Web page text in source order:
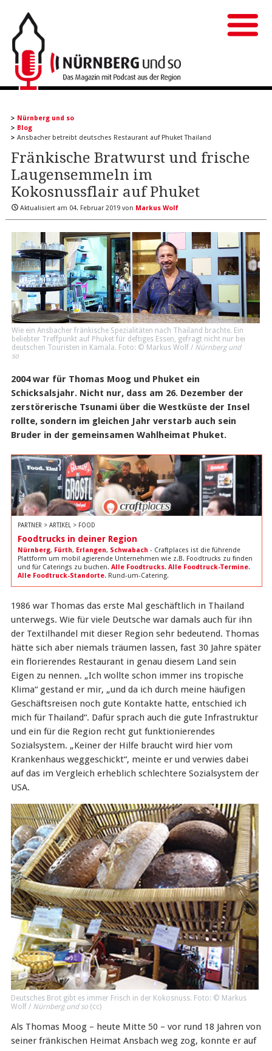
Nürnberg und so
Blog
Ansbacher betreibt deutsches Restaurant auf Phuket Thailand
Fränkische Bratwurst und frische
Laugensemmeln im
Kokosnussflair auf Phuket
Aktualisiert am 04. Februar 2019von Markus Wolf
Wie ein Ansbacher fränkische Spezialitäten nach Thailand brachte. Ein
beliebter Treffpunkt auf Phuket für deftiges Essen, gefragt nicht nur bei
deutschen Touristen in Kamala. Foto: © Markus Wolf / Nürnberg und
so
2004 war für Thomas Moog und Phuket ein
Schicksalsjahr. Nicht nur, dass am 26. Dezember der
zerstörerische Tsunami über die Westküste der Insel
rollte, sondern im gleichen Jahr verstarb auch sein
Bruder in der gemeinsamen Wahlheimat Phuket.
PARTNER > ARTIKEL > FOOD
Foodtrucks in deiner Region
Nürnberg, Fürth, Erlangen, Schwabach - Craftplaces ist die führende
Plattform um mobil agierende Unternehmen wie z.B. Foodtrucks zu finden
und für Caterings zu buchen. Alle Foodtrucks. Alle Foodtruck-Termine.
Alle Foodtruck-Standorte. Rund-um-Catering.
1986 war Thomas das erste Mal geschäftlich in Thailand
unterwegs. Wie für viele Deutsche war damals auch für ihn
der Textilhandel mit dieser Region sehr bedeutend. Thomas
hätte sich aber niemals träumen lassen, fast 30 Jahre später
ein florierendes Restaurant in genau diesem Land sein
Eigen zu nennen. „Ich wollte schon immer ins tropische
Klima“ gestand er mir, „und da ich durch meine häufigen
Geschäftsreisen noch gute Kontakte hatte, entschied ich
mich für Thailand“. Dafür sprach auch die gute Infrastruktur
und ein für die Region recht gut funktionierendes
Sozialsystem. „Keiner der Hilfe braucht wird hier vom
Krankenhaus weggeschickt“, meinte er und verwies dabei
auf das im Vergleich erheblich schlechtere Sozialsystem der
USA.
Deutsches Brot gibt es immer Frisch in der Kokosnuss. Foto: © Markus
Wolf / Nürnberg und so(cc)
Als Thomas Moog – heute Mitte 50 – vor rund 18 Jahren von
seiner fränkischen Heimat Ansbach weg zog, konnte er auf